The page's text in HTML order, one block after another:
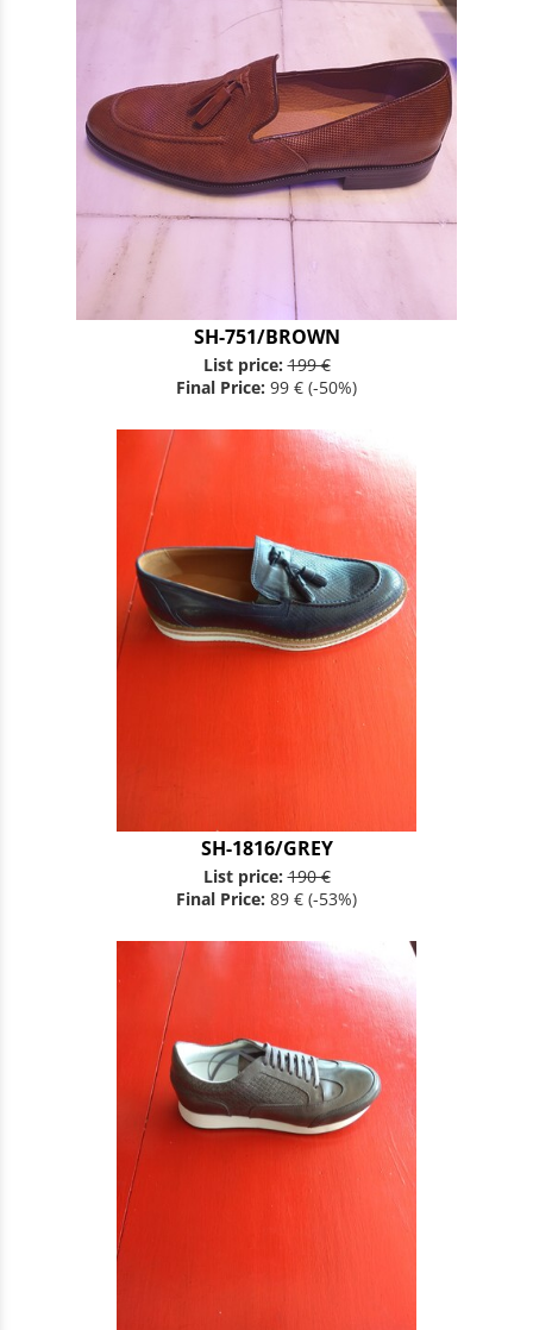
SH-751/BROWN
List price: 199 €
Final Price: 99 € (-50%)
SH-1816/GREY
List price: 190 €
Final Price: 89 € (-53%)